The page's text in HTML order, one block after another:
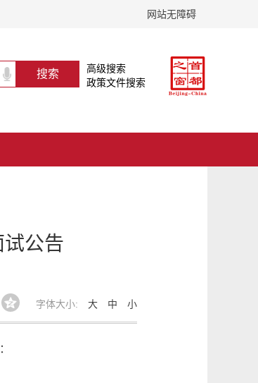
网站无障碍
高级搜索
政策文件搜索
公告
字体大小: 大 中 小